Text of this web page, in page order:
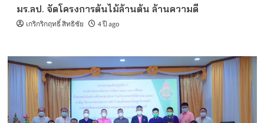
มร.ลป. จัดโครงการต้นไม้ล้านต้น ล้านความดี
เกริกริกฤทธิ์ สิทธิชัย 4 ปี ago